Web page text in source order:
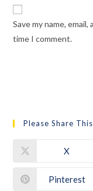
Save my name,
time I comment.
Please Share This
X
Pinterest